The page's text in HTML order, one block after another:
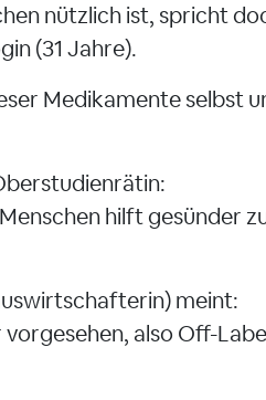
nützlich ist, spricht
(31 Jahre).
Medikamente selbst
hilft gesünder
meint:
also Off-